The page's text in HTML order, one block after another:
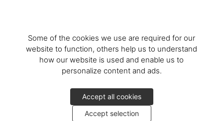
Some of the cookies we use are required for our
website to function, others help us to understand
how our website is used and enable us to
personalize content and ads.
Accept all cookies
Accept selection